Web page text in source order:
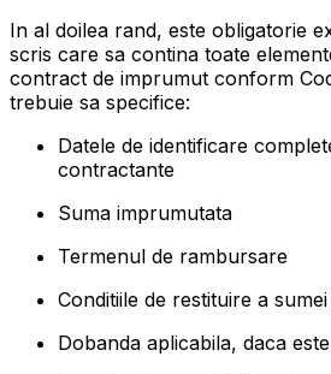
In al doilea rand, este obligatorie
scris care sa contina toate
contract de imprumut conform
trebuie sa specifice:
Datele de identificare
contractante
Suma imprumutata
Termenul de rambursare
Conditiile de restituire a
Dobanda aplicabila, daca